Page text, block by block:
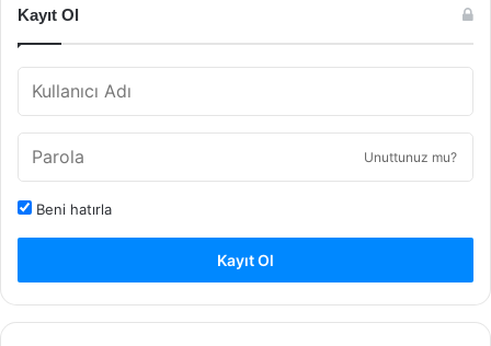
Kayıt Ol
Unuttunuz mu?
Beni hatırla
Kayıt Ol